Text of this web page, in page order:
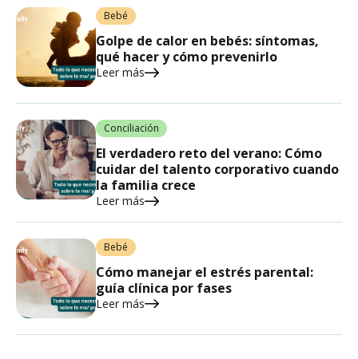
Bebé
Golpe de calor en bebés: síntomas,
qué hacer y cómo prevenirlo
Leer más
Conciliación
El verdadero reto del verano: Cómo
cuidar del talento corporativo cuando
la familia crece
Leer más
Bebé
Cómo manejar el estrés parental:
guía clínica por fases
Leer más